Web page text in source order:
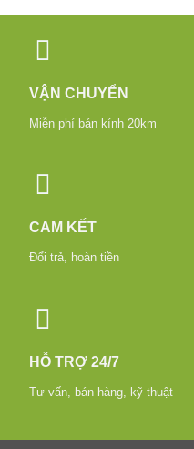
VẬN CHUYỂN
Miễn phí bán kính 20km
CAM KẾT
Đổi trả, hoàn tiền
HỖ TRỢ 24/7
Tư vấn, bán hàng, kỹ thuật